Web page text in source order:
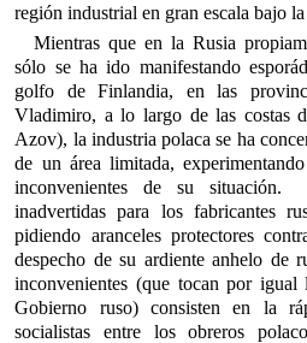
región industrial en gran escala bajo
Mientras que en la Rusia
sólo se ha ido manifestando
golfo de Finlandia, en las
Vladimiro, a lo largo de las costas
Azov), la industria polaca se ha
de un área limitada,
inconvenientes de su situación.
inadvertidas para los fabricantes
pidiendo aranceles protectores
despecho de su ardiente anhelo
inconvenientes (que tocan por
Gobierno ruso) consisten en la
socialistas entre los obreros